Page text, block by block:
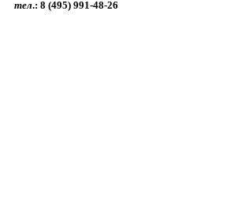
тел.: 8 (495) 991-48-26